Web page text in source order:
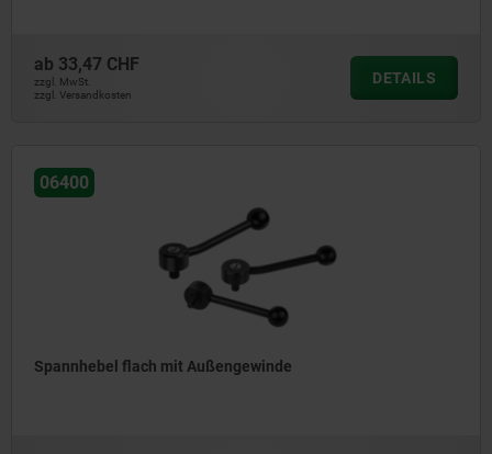
ab 33,47 CHF
zzgl. MwSt.
zzgl. Versandkosten
DETAILS
06400
Spannhebel flach mit Außengewinde